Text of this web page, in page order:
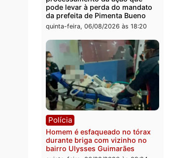
sexta-feira, 07/08/2026 às 09:30
Política
Ministro Dias Tofolli , do TSE,
determina reabertura e
processamento da ação que